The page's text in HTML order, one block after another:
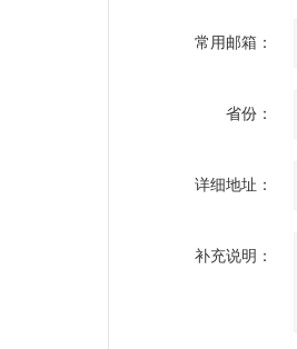
常用邮箱：
省份：
详细地址：
补充说明：